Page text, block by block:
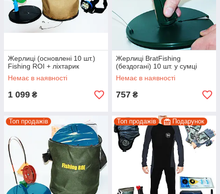
Жерлиці (основлені 10 шт.)
Fishing ROI + ліхтарик
Немає в наявності
1 099 ₴
Жерлиці BratFishing
(бездогані) 10 шт. у сумці
Немає в наявності
757 ₴
Топ продажів Топ продажів Подарунок